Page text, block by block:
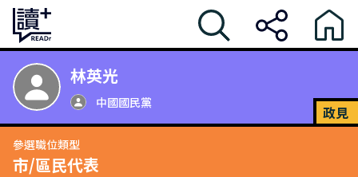
林英光
中國國民黨
政見
參選職位類型
市/區民代表